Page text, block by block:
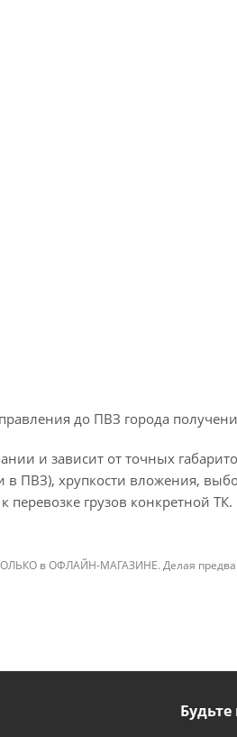
до ПВЗ города
и зависит от точных
ПВЗ), хрупкости вложения,
грузов конкретной ТК.
в ОФЛАЙН-МАГАЗИНЕ. Делая
Будьте